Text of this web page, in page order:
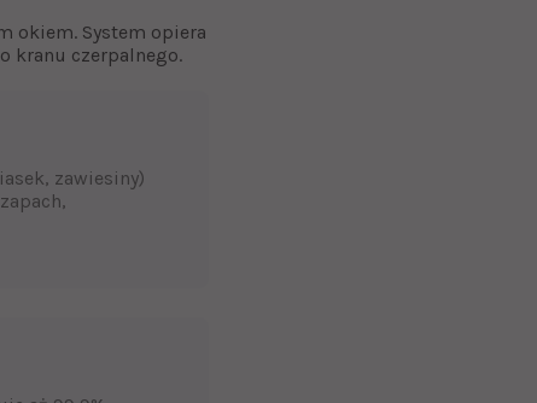
okiem. System opiera
kranu czerpalnego.
zawiesiny)